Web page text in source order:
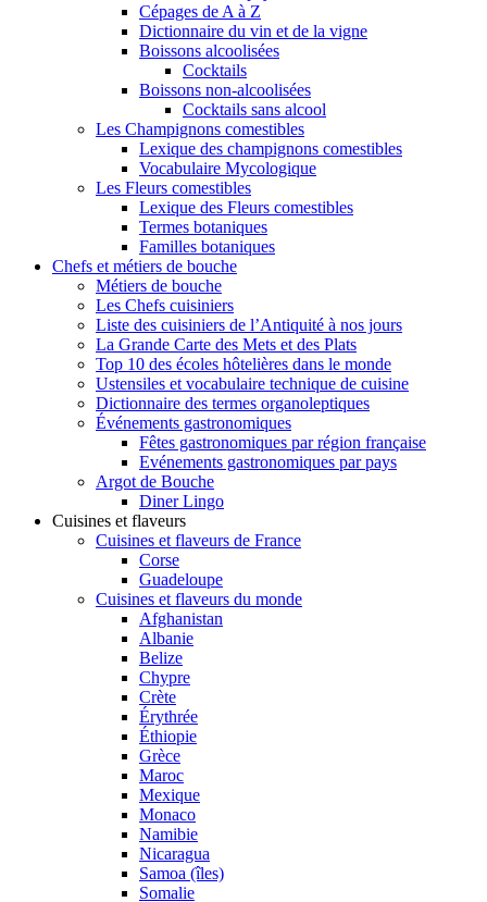
Cépages de A à Z
Dictionnaire du vin et de la vigne
Boissons alcoolisées
Cocktails
Boissons non-alcoolisées
Cocktails sans alcool
Les Champignons comestibles
Lexique des champignons comestibles
Vocabulaire Mycologique
Les Fleurs comestibles
Lexique des Fleurs comestibles
Termes botaniques
Familles botaniques
Chefs et métiers de bouche
Métiers de bouche
Les Chefs cuisiniers
Liste des cuisiniers de l’Antiquité à nos jours
La Grande Carte des Mets et des Plats
Top 10 des écoles hôtelières dans le monde
Ustensiles et vocabulaire technique de cuisine
Dictionnaire des termes organoleptiques
Événements gastronomiques
Fêtes gastronomiques par région française
Evénements gastronomiques par pays
Argot de Bouche
Diner Lingo
Cuisines et flaveurs
Cuisines et flaveurs de France
Corse
Guadeloupe
Cuisines et flaveurs du monde
Afghanistan
Albanie
Belize
Chypre
Crète
Érythrée
Éthiopie
Grèce
Maroc
Mexique
Monaco
Namibie
Nicaragua
Samoa (îles)
Somalie